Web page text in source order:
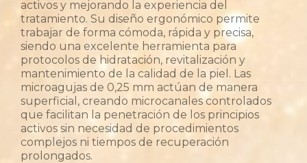
activos y mejorando la experiencia del
tratamiento. Su diseño ergonómico permite
trabajar de forma cómoda, rápida y precisa,
siendo una excelente herramienta para
protocolos de hidratación, revitalización y
mantenimiento de la calidad de la piel. Las
microagujas de 0,25 mm actúan de manera
superficial, creando microcanales controlados
que facilitan la penetración de los principios
activos sin necesidad de procedimientos
complejos ni tiempos de recuperación
prolongados.